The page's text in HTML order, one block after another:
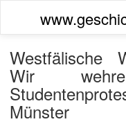
Westfälische
Wir
Münster